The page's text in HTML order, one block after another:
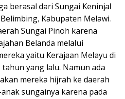
berasal dari Sungai Keninjal
Kabupaten Melawi.
Sungai Pinoh karena
Belanda melalui
yaitu Kerajaan Melayu di
yang lalu. Namun ada
mereka hijrah ke daerah
sungainya karena pada